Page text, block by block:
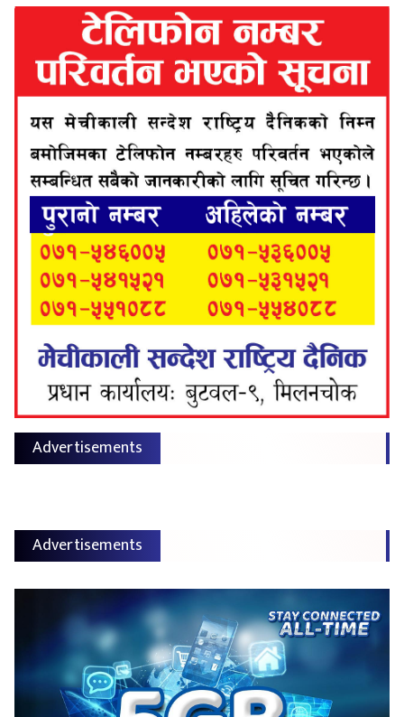
Advertisements
Advertisements